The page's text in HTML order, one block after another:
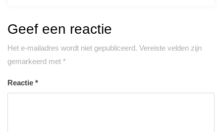
Geef een reactie
Het e-mailadres wordt niet gepubliceerd. Vereiste velden zijn
gemarkeerd met *
Reactie *